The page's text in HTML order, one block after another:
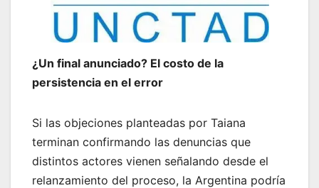
¿Un final anunciado? El costo de la
persistencia en el error
Si las objeciones planteadas por Taiana
terminan confirmando las denuncias que
distintos actores vienen señalando desde el
relanzamiento del proceso, la Argentina podría